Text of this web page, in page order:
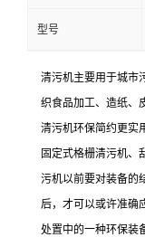
型号
清污机主要用于城市
织食品加工、造纸、
清污机环保简约更实
固定式格栅清污机、
污机以前要对装备的
后，才可以或许准确
处置中的一种环保装